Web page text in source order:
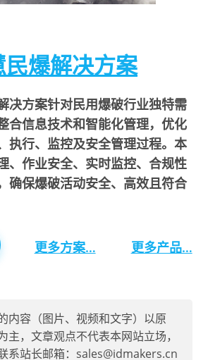
民爆解决方案
决方案针对民用爆破行业独特需
合信息技术和智能化管理，优化
执行、监控及安全管理过程。本
、作业安全、实时监控、合规性
确保爆破活动安全、高效且符合
更多方案… 更多产品…
内容（图片、视频和文字）以原
主，文章观点不代表本网站立场，
系站长邮箱：sales@idmakers.cn